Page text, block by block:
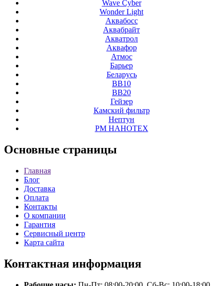
Wave Cyber
Wonder Light
Аквабосс
Аквабрайт
Акватрол
Аквафор
Атмос
Барьер
Беларусь
ВВ10
ВВ20
Гейзер
Камский фильтр
Нептун
РМ НАНОТЕХ
Основные страницы
Главная
Блог
Доставка
Оплата
Контакты
О компании
Гарантия
Сервисный центр
Карта сайта
Контактная информация